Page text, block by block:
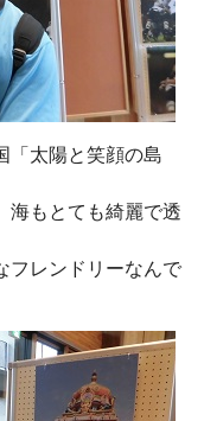
「太陽と笑顔の島
海もとても綺麗で透
フレンドリーなんで